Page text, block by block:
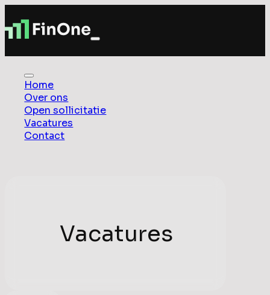
Home
Over ons
Open sollicitatie
Vacatures
Contact
Vacatures